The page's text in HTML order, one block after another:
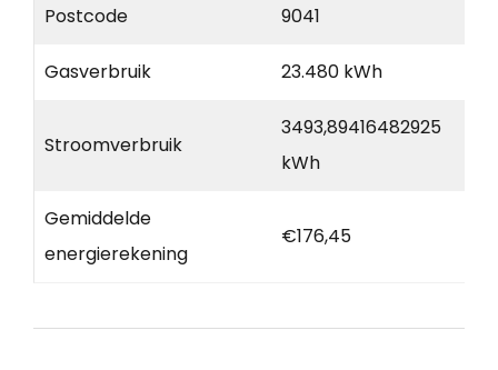
Postcode 9041
Gasverbruik 23.480 kWh
Stroomverbruik
3493,89416482925
kWh
Gemiddelde
energierekening
€176,45